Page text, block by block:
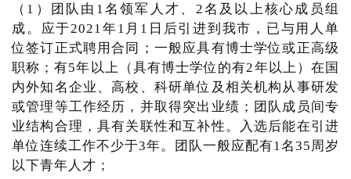
（1）团队由1名领军人才、2名及以上核心成员组
成。应于2021年1月1日后引进到我市，已与用人单
位签订正式聘用合同；一般应具有博士学位或正高级
职称；有5年以上（具有博士学位的有2年以上）在国
内外知名企业、高校、科研单位及相关机构从事研发
或管理等工作经历，并取得突出业绩；团队成员间专
业结构合理，具有关联性和互补性。入选后能在引进
单位连续工作不少于3年。团队一般应配有1名35周岁
以下青年人才；